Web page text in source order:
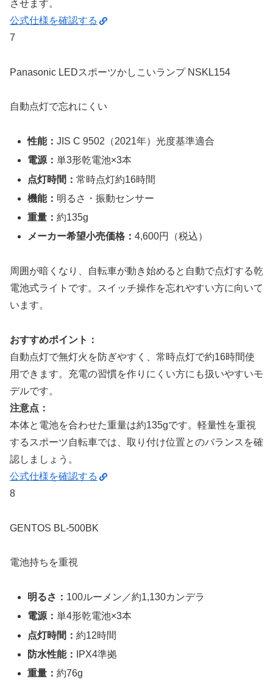
させます。
公式仕様を確認する
7
Panasonic LEDスポーツかしこいランプ NSKL154
自動点灯で忘れにくい
性能：JIS C 9502（2021年）光度基準適合
電源：単3形乾電池×3本
点灯時間：常時点灯約16時間
機能： 明るさ・振動センサー
重量：約135g
メーカー希望小売価格：4,600円（税込）
周囲が暗くなり、自転車が動き始めると自動で点灯する乾
電池式ライトです。スイッチ操作を忘れやすい方に向いて
います。
おすすめポイント：
自動点灯で無灯火を防ぎやすく、常時点灯で約16時間使
用できます。充電の習慣を作りにくい方にも扱いやすいモ
デルです。
注意点：
本体と電池を合わせた重量は約135gです。軽量性を重視
するスポーツ自転車では、取り付け位置とのバランスを確
認しましょう。
公式仕様を確認する
8
GENTOS BL-500BK
電池持ちを重視
明るさ： 100ルーメン／約1,130カンデラ
電源：単4形乾電池×3本
点灯時間：約12時間
防水性能：
IPX4準拠
重量：約76g